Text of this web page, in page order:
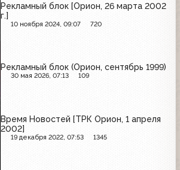
Рекламный блок [Орион, 26 марта 2002
г.]
10 ноября 2024, 09:07 720
Рекламный блок (Орион, сентябрь 1999)
30 мая 2026, 07:13 109
Время Новостей [ТРК Орион, 1 апреля
2002]
19 декабря 2022, 07:53 1345